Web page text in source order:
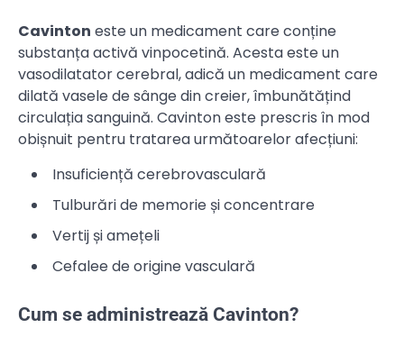
Cavinton este un medicament care conține
substanța activă vinpocetină. Acesta este un
vasodilatator cerebral, adică un medicament care
dilată vasele de sânge din creier, îmbunătățind
circulația sanguină. Cavinton este prescris în mod
obișnuit pentru tratarea următoarelor afecțiuni:
Insuficiență cerebrovasculară
Tulburări de memorie și concentrare
Vertij și amețeli
Cefalee de origine vasculară
Cum se administrează Cavinton?